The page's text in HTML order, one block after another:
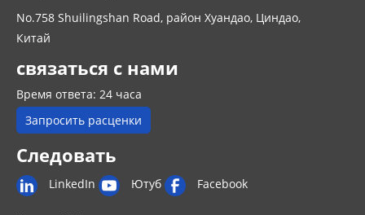
No.758 Shuilingshan Road, район Хуандао, Циндао,
Китай
связаться с нами
Время ответа: 24 часа
Запросить расценки
Следовать
LinkedIn Ютуб Facebook